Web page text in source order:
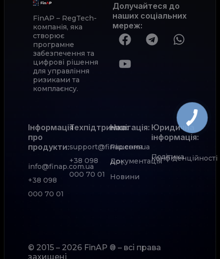
FinAP – RegTech-
компанія, яка
створює
програмне
забезпечення та
цифрові рішення
для управління
ризиками та
комплаєнсу.
Долучайтеся до
наших соціальних
мереж:
Інформація
про
продукти:
info@finap.com.ua
+38 098
000 70 01
Техпідтримка:
support@finap.com.ua
+38 098
000 70 01
Рішення
Документація
АРІ
Новини
Навігація: Юридична
інформація:
Політика
конфіденційності
© 2015 – 2026 FinAP ® – всі права
захищені